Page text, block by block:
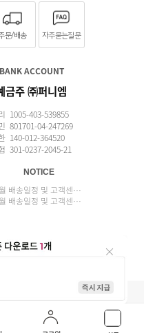
문/배송 자주묻는질문
BANK ACCOUNT
금주 ㈜퍼니엠
1005-403-539855
801701-04-247269
140-012-364520
301-0237-2045-21
NOTICE
8월 배송일정 및 고객센터 업무 안내
7월 배송일정 및 고객센터 업무 안내
APP 설치
정보취급방침 이용약관